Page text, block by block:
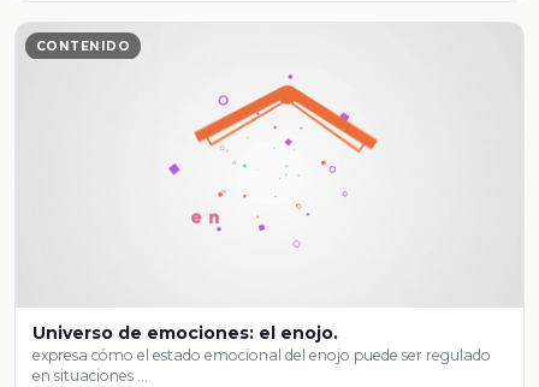
CONTENIDO
Universo de emociones: el enojo.
expresa cómo el estado emocional del enojo puede ser regulado
en situaciones …